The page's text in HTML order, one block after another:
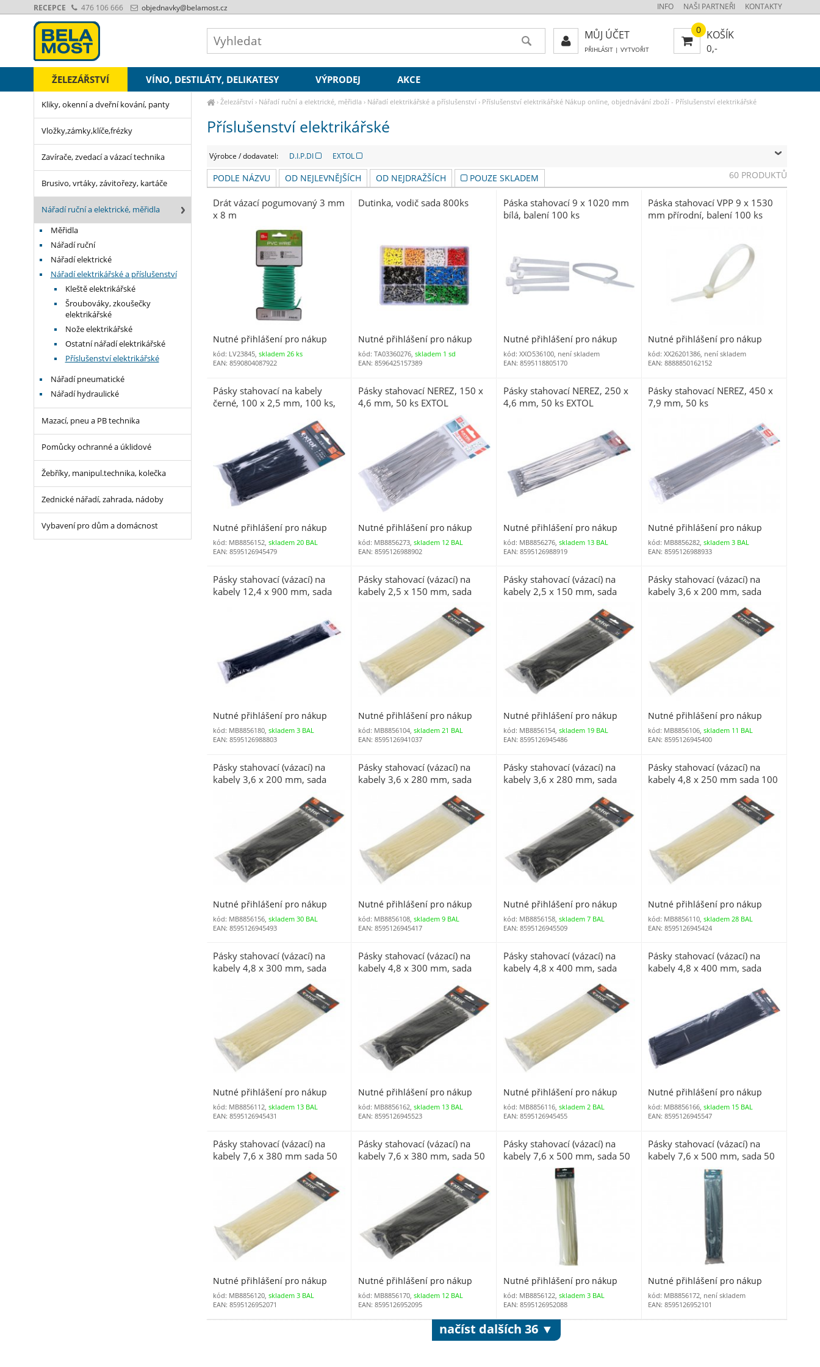
› Železářství› Nářadí ruční a elektrické, měřidla › Nářadí elektrikářské a příslušenství› Příslušenství elektrikářskéNákup online, objednávání zboží - Příslušenství elektrikářské
Příslušenství elektrikářské
Výrobce / dodavatel: D.I.P.DI EXTOL
PODLE NÁZVU OD NEJLEVNĚJŠÍCH OD NEJDRAŽŠÍCH POUZE SKLADEM 60 PRODUKTŮ
Drát vázací pogumovaný 3 mm
x 8 m
Nutné přihlášení pro nákup
kód: LV23845,skladem 26 ks
EAN: 8590804087922
Dutinka, vodič sada 800ks
Nutné přihlášení pro nákup
kód: TA03360276, skladem 1 sd
EAN: 8596425157389
Páska stahovací 9 x 1020 mm
bílá, balení 100 ks
Nutné přihlášení pro nákup
kód: XXO536100, není skladem
EAN: 8595118805170
Páska stahovací VPP 9 x 1530
mm přírodní, balení 100 ks
Nutné přihlášení pro nákup
kód: XX26201386, není skladem
EAN: 8888850162152
Pásky stahovací na kabely
černé, 100 x 2,5 mm, 100 ks,
Nutné přihlášení pro nákup
kód: MB8856152,skladem 20 BAL
EAN: 8595126945479
Pásky stahovací NEREZ, 150 x
4,6 mm, 50 ks EXTOL
Nutné přihlášení pro nákup
kód: MB8856273, skladem 12 BAL
EAN: 8595126988902
Pásky stahovací NEREZ, 250 x
4,6 mm, 50 ks EXTOL
Nutné přihlášení pro nákup
kód: MB8856276, skladem 13 BAL
EAN: 8595126988919
Pásky stahovací NEREZ, 450 x
7,9 mm, 50 ks
Nutné přihlášení pro nákup
kód: MB8856282,skladem 3 BAL
EAN: 8595126988933
Pásky stahovací (vázací) na
kabely 12,4 x 900 mm, sada
Nutné přihlášení pro nákup
kód: MB8856180,skladem 3 BAL
EAN: 8595126988803
Pásky stahovací (vázací) na
kabely 2,5 x 150 mm, sada
Nutné přihlášení pro nákup
kód: MB8856104, skladem 21 BAL
EAN: 8595126941037
Pásky stahovací (vázací) na
kabely 2,5 x 150 mm, sada
Nutné přihlášení pro nákup
kód: MB8856154, skladem 19 BAL
EAN: 8595126945486
Pásky stahovací (vázací) na
kabely 3,6 x 200 mm, sada
Nutné přihlášení pro nákup
kód: MB8856106,skladem 11 BAL
EAN: 8595126945400
Pásky stahovací (vázací) na
kabely 3,6 x 200 mm, sada
Nutné přihlášení pro nákup
kód: MB8856156,skladem 30 BAL
EAN: 8595126945493
Pásky stahovací (vázací) na
kabely 3,6 x 280 mm, sada
Nutné přihlášení pro nákup
kód: MB8856108, skladem 9 BAL
EAN: 8595126945417
Pásky stahovací (vázací) na
kabely 3,6 x 280 mm, sada
Nutné přihlášení pro nákup
kód: MB8856158, skladem 7 BAL
EAN: 8595126945509
Pásky stahovací (vázací) na
kabely 4,8 x 250 mm sada 100
Nutné přihlášení pro nákup
kód: MB8856110,skladem 28 BAL
EAN: 8595126945424
Pásky stahovací (vázací) na
kabely 4,8 x 300 mm, sada
Nutné přihlášení pro nákup
kód: MB8856112,skladem 13 BAL
EAN: 8595126945431
Pásky stahovací (vázací) na
kabely 4,8 x 300 mm, sada
Nutné přihlášení pro nákup
kód: MB8856162, skladem 13 BAL
EAN: 8595126945523
Pásky stahovací (vázací) na
kabely 4,8 x 400 mm, sada
Nutné přihlášení pro nákup
kód: MB8856116, skladem 2 BAL
EAN: 8595126945455
Pásky stahovací (vázací) na
kabely 4,8 x 400 mm, sada
Nutné přihlášení pro nákup
kód: MB8856166,skladem 15 BAL
EAN: 8595126945547
Pásky stahovací (vázací) na
kabely 7,6 x 380 mm sada 50
Nutné přihlášení pro nákup
kód: MB8856120,skladem 3 BAL
EAN: 8595126952071
Pásky stahovací (vázací) na
kabely 7,6 x 380 mm, sada 50
Nutné přihlášení pro nákup
kód: MB8856170, skladem 12 BAL
EAN: 8595126952095
Pásky stahovací (vázací) na
kabely 7,6 x 500 mm, sada 50
Nutné přihlášení pro nákup
kód: MB8856122, skladem 3 BAL
EAN: 8595126952088
Pásky stahovací (vázací) na
kabely 7,6 x 500 mm, sada 50
Nutné přihlášení pro nákup
kód: MB8856172, není skladem
EAN: 8595126952101
načíst dalších 36 ▼
Kliky, okenní a dveřní kování, panty
Vložky,zámky,klíče,frézky
Zavírače, zvedací a vázací technika
Brusivo, vrtáky, závitořezy, kartáče
Nářadí ruční a elektrické, měřidla
Měřidla
Nářadí ruční
Nářadí elektrické
Nářadí elektrikářské a příslušenství
Kleště elektrikářské
Šroubováky, zkoušečky
elektrikářské
Nože elektrikářské
Ostatní nářadí elektrikářské
Příslušenství elektrikářské
Nářadí pneumatické
Nářadí hydraulické
Mazací, pneu a PB technika
Pomůcky ochranné a úklidové
Žebříky, manipul.technika, kolečka
Zednické nářadí, zahrada, nádoby
Vybavení pro dům a domácnost
ŽELEZÁŘSTVÍ VÍNO, DESTILÁTY, DELIKATESY VÝPRODEJ AKCE
INFO NAŠI PARTNEŘI KONTAKTY
RECEPCE 476 106 666 objednavky@belamost.cz
0 KOŠÍK
0,-
MŮJ ÚČET
PŘIHLÁSIT| VYTVOŘIT